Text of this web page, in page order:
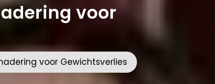
voor
voor Gewichtsverlies